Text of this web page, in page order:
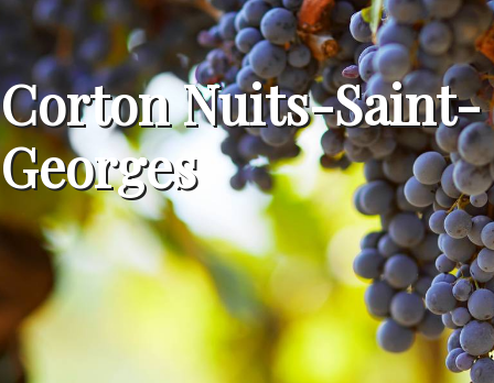
Corton Nuits-Saint-
Georges